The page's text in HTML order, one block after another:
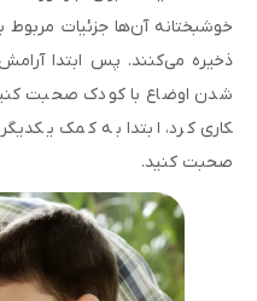
خوشبختانه آن‌ها جزئیات مربوط
ذخیره می‌کنند. پس ابتدا
شدن اوضاع با کودک صحبت کنید.
کاری کرد، ابتدا به کمک
صحبت کنید.